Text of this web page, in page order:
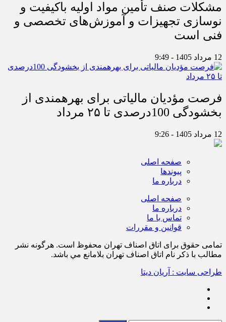
مشکلات صنف تأمین مواد اولیه باکیفیت و
نوسازی تجهیزات و آموزش‌های تخصصی و
فنی است
12 مرداد 1405 - 9:49
فرصت مؤدیان مالیاتی برای بهره‎مندی از
بخشودگی 100درصدی تا ۲۵ مرداد
12 مرداد 1405 - 9:26
صفحه اصلی
پیوندها
درباره ما
صفحه اصلی
درباره ما
تماس با ما
قوانین و مقررات
تمامی حقوق برای اتاق اصناف تهران محفوظ است. هرگونه نشر
مطالب با ذكر نام اتاق اصناف تهران بلامانع مي باشد.
طراحی سایت : آریان دیتا